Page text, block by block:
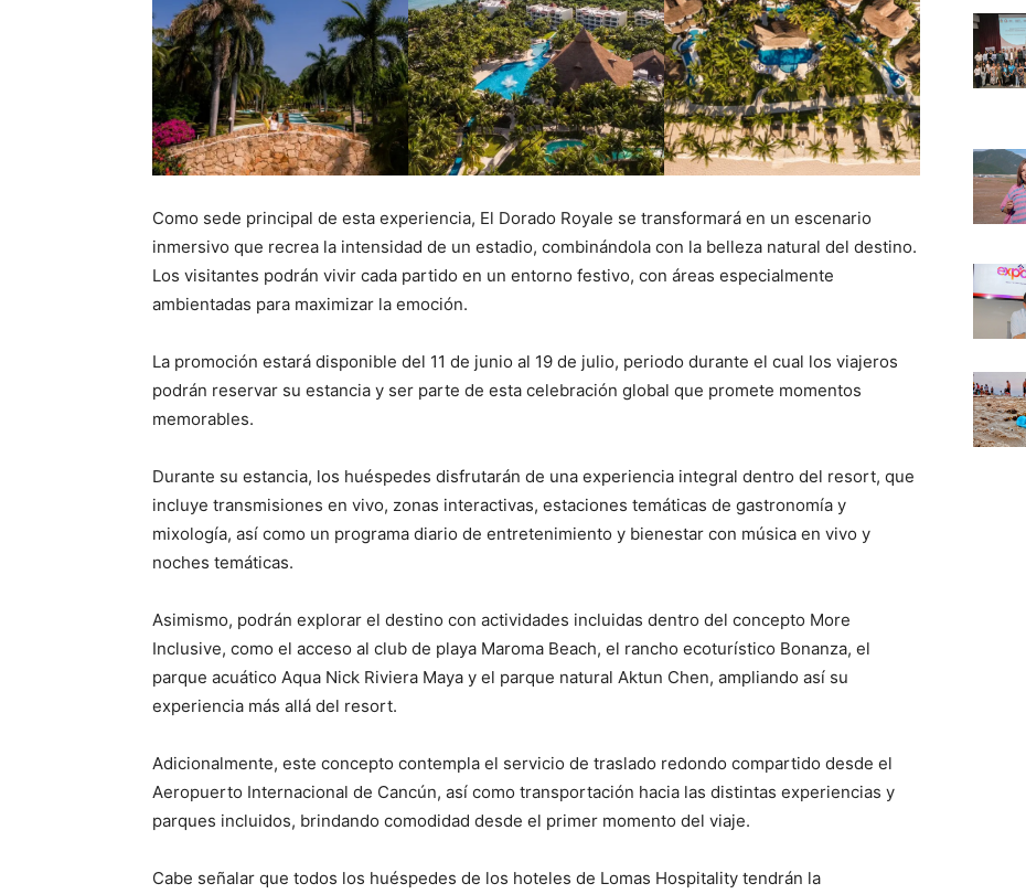
Como sede principal de esta experiencia, El Dorado Royale se transformará en un escenario
inmersivo que recrea la intensidad de un estadio, combinándola con la belleza natural del destino.
Los visitantes podrán vivir cada partido en un entorno festivo, con áreas especialmente
ambientadas para maximizar la emoción.
La promoción estará disponible del 11 de junio al 19 de julio, periodo durante el cual los viajeros
podrán reservar su estancia y ser parte de esta celebración global que promete momentos
memorables.
Durante su estancia, los huéspedes disfrutarán de una experiencia integral dentro del resort, que
incluye transmisiones en vivo, zonas interactivas, estaciones temáticas de gastronomía y
mixología, así como un programa diario de entretenimiento y bienestar con música en vivo y
noches temáticas.
Asimismo, podrán explorar el destino con actividades incluidas dentro del concepto More
Inclusive, como el acceso al club de playa Maroma Beach, el rancho ecoturístico Bonanza, el
parque acuático Aqua Nick Riviera Maya y el parque natural Aktun Chen, ampliando así su
experiencia más allá del resort.
Adicionalmente, este concepto contempla el servicio de traslado redondo compartido desde el
Aeropuerto Internacional de Cancún, así como transportación hacia las distintas experiencias y
parques incluidos, brindando comodidad desde el primer momento del viaje.
Cabe señalar que todos los huéspedes de los hoteles de Lomas Hospitality tendrán la